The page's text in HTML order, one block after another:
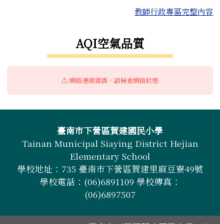
教師行政專區完整內容
右邊區域內容AQI空氣品質
⚠️ 網路連線錯誤，請檢查網路狀態
頁尾區域內容臺南市下營區賀建國民小學
Tainan Municipal Siaying District Hejian
Elementary School
學校地址：735 臺南市下營區賀建里麻豆寮49號
學校電話：(06)6891109 學校傳真：
(06)6897507